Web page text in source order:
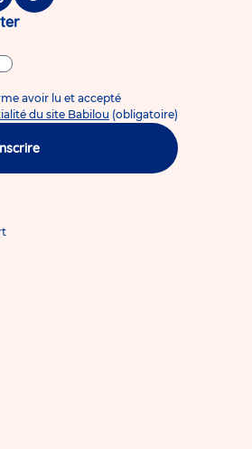
avoir lu et accepté
du site Babilou (obligatoire)